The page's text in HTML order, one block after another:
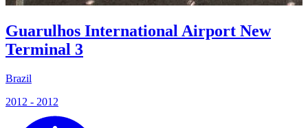
Guarulhos International Airport New
Terminal 3
Brazil
2012 - 2012